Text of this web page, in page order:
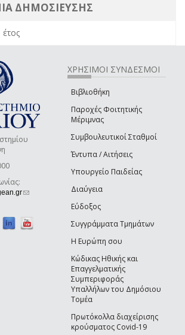
ΔΗΜΟΣΙΕΥΣΗΣ
έτος filter
(link sends e-mail)
ΧΡΗΣΙΜΟΙ ΣΥΝΔΕΣΜΟΙ
Βιβλιοθήκη
Παροχές Φοιτητικής
Μέριμνας
Συμβουλευτικοί Σταθμοί
Έντυπα / Αιτήσεις
Υπουργείο Παιδείας
Διαύγεια
Εύδοξος
Συγγράμματα Τμημάτων
Η Ευρώπη σου
Κώδικας Ηθικής και
Επαγγελματικής
Συμπεριφοράς
Υπαλλήλων του Δημόσιου
Τομέα
Πρωτόκολλα διαχείρισης
κρούσματος Covid-19